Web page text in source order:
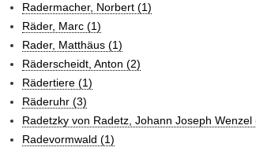
Radermacher, Norbert (1)
Räder, Marc (1)
Rader, Matthäus (1)
Räderscheidt, Anton (2)
Rädertiere (1)
Räderuhr (3)
Radetzky von Radetz, Johann Joseph Wenzel
Radevormwald (1)